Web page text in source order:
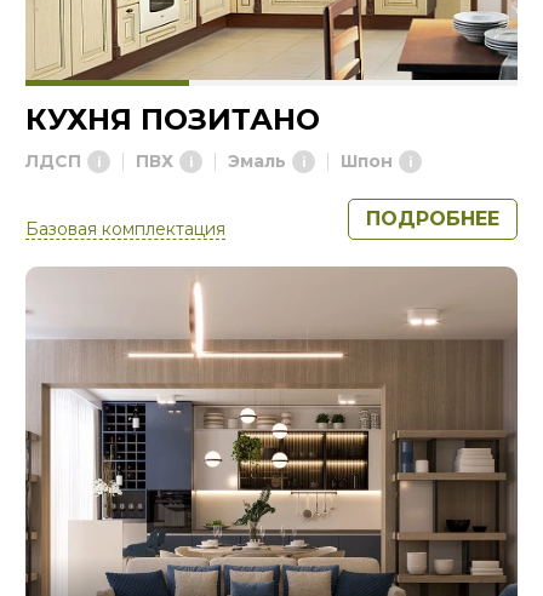
КУХНЯ ПОЗИТАНО
ЛДСП ПВХ Эмаль Шпон
Базовая комплектация ПОДРОБНЕЕ